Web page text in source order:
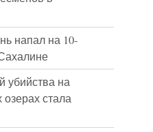
напал на 10-
убийства на
стала